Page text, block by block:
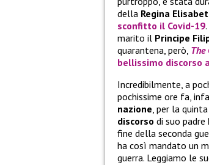
della Regina
sconfitto il Covid-19
marito il Principe
quarantena, però, The
bellissimo discorso
Incredibilmente, a
pochissime ore fa,
nazione, per la
discorso di suo padre
fine della seconda
ha così mandato un
guerra. Leggiamo le